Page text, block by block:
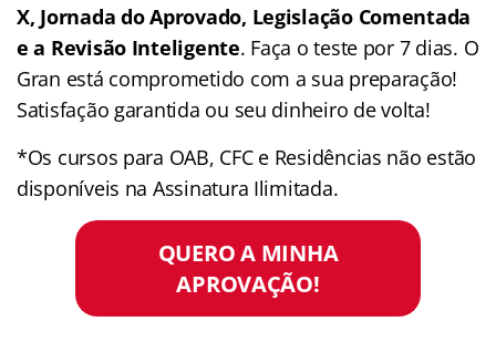
X, Jornada do Aprovado, Legislação Comentada
e a Revisão Inteligente. Faça o teste por 7 dias. O
Gran está comprometido com a sua preparação!
Satisfação garantida ou seu dinheiro de volta!
*Os cursos para OAB, CFC e Residências não estão
disponíveis na Assinatura Ilimitada.
QUERO A MINHA
APROVAÇÃO!